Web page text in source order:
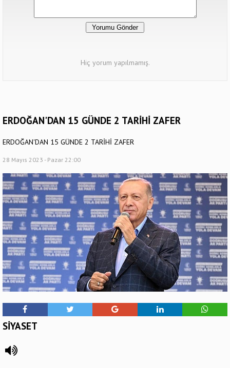
Hiç yorum yapılmamış.
ERDOĞAN'DAN 15 GÜNDE 2 TARİHİ ZAFER
ERDOĞAN'DAN 15 GÜNDE 2 TARİHİ ZAFER
28 Mayıs 2023 - Pazar 22:00
SİYASET